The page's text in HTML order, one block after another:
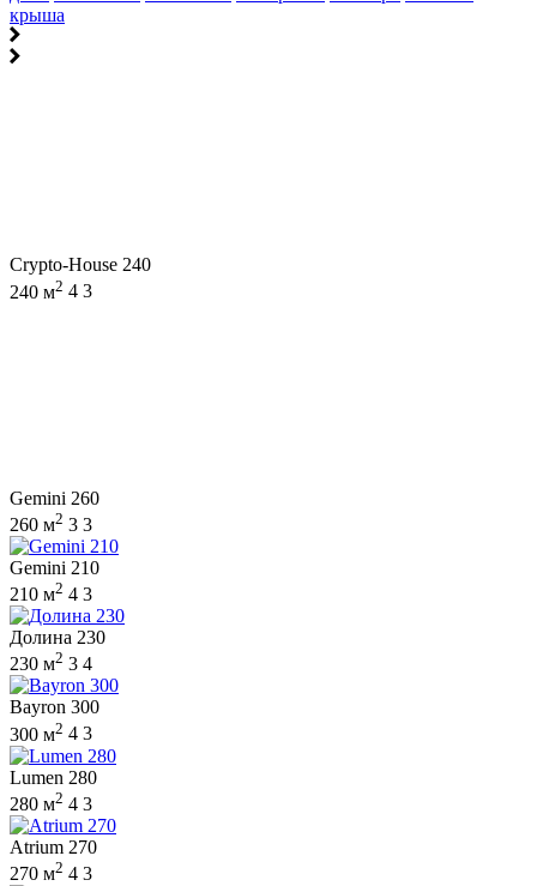
крыша
Crypto-House 240
240 м2 4 3
Gemini 260
260 м2 3 3
Gemini 210
210 м2 4 3
Долина 230
230 м2 3 4
Bayron 300
300 м2 4 3
Lumen 280
280 м2 4 3
Atrium 270
270 м2 4 3